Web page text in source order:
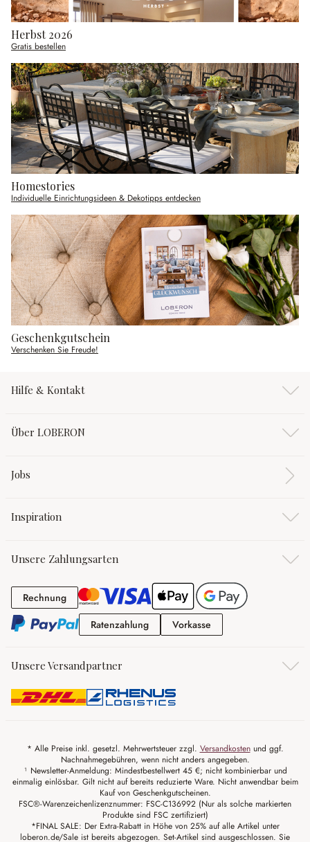
Herbst 2026
Gratis bestellen
Homestories
Individuelle Einrichtungsideen & Dekotipps entdecken
Geschenkgutschein
Verschenken Sie Freude!
Hilfe & Kontakt
Über LOBERON
Jobs
Inspiration
Unsere Zahlungsarten
RechnungRechnung
RatenzahlungRatenzahlung
Vorkasse
Unsere Versandpartner
* Alle Preise inkl. gesetzl. Mehrwertsteuer zzgl. Versandkostenund ggf.
Nachnahmegebühren, wenn nicht anders angegeben.
¹ Newsletter-Anmeldung: Mindestbestellwert 45 €; nicht kombinierbar und
einmalig einlösbar. Gilt nicht auf bereits reduzierte Ware. Nicht anwendbar beim
Kauf von Geschenkgutscheinen.
FSC®-Warenzeichenlizenznummer: FSC-C136992 (Nur als solche markierten
Produkte sind FSC zertifiziert)
*FINAL SALE: Der Extra-Rabatt in Höhe von 25% auf alle Artikel unter
loberon.de/Sale ist bereits abgezogen. Set-Artikel sind ausgeschlossen. Sie